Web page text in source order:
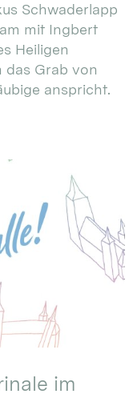
Schwaderlapp
mit Ingbert
Heiligen
das Grab von
anspricht.
im